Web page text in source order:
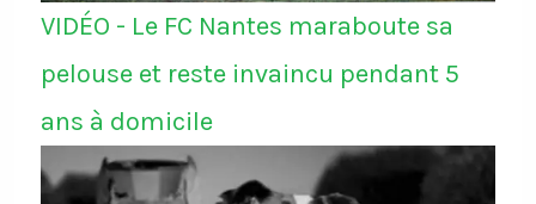
VIDÉO - Le FC Nantes maraboute sa
pelouse et reste invaincu pendant 5
ans à domicile